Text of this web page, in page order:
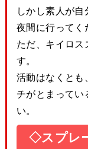
しかし素人が
夜間に行ってく
ただ、キイロス
す。
活動はなくとも
チがとまってい
い。
◇スプレ